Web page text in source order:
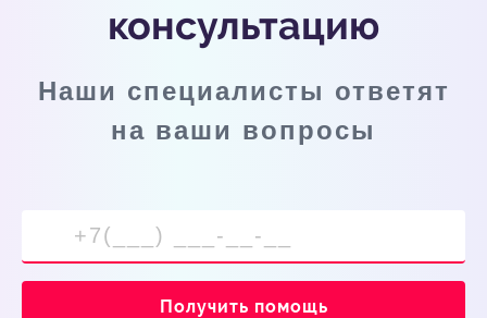
консультацию
Наши специалисты ответят
на ваши вопросы
Получить помощь